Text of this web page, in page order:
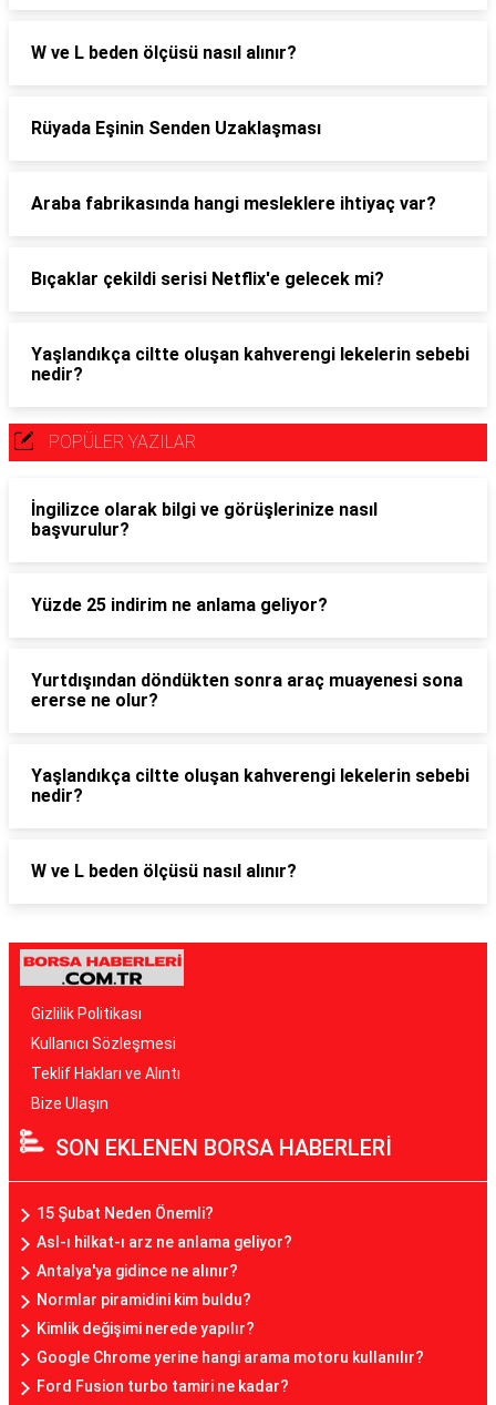
W ve L beden ölçüsü nasıl alınır?
Rüyada Eşinin Senden Uzaklaşması
Araba fabrikasında hangi mesleklere ihtiyaç var?
Bıçaklar çekildi serisi Netflix'e gelecek mi?
Yaşlandıkça ciltte oluşan kahverengi lekelerin sebebi
nedir?
POPÜLER YAZILAR
İngilizce olarak bilgi ve görüşlerinize nasıl
başvurulur?
Yüzde 25 indirim ne anlama geliyor?
Yurtdışından döndükten sonra araç muayenesi sona
ererse ne olur?
Yaşlandıkça ciltte oluşan kahverengi lekelerin sebebi
nedir?
W ve L beden ölçüsü nasıl alınır?
Gizlilik Politikası
Kullanıcı Sözleşmesi
Teklif Hakları ve Alıntı
Bize Ulaşın
SON EKLENEN BORSA HABERLERİ
15 Şubat Neden Önemli?
Asl-ı hilkat-ı arz ne anlama geliyor?
Antalya'ya gidince ne alınır?
Normlar piramidini kim buldu?
Kimlik değişimi nerede yapılır?
Google Chrome yerine hangi arama motoru kullanılır?
Ford Fusion turbo tamiri ne kadar?